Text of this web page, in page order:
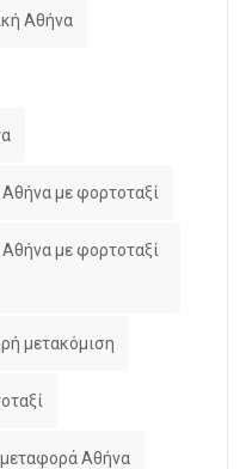
Αθήνα
με φορτοταξί
με φορτοταξί
μετακόμιση
Αθήνα